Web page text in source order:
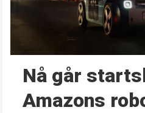
Nå går
Amazons